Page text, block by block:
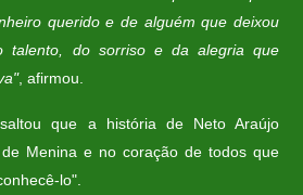
querido e de alguém que deixou
talento, do sorriso e da alegria que
, afirmou.
que a história de Neto Araújo
Menina e no coração de todos que
lo".